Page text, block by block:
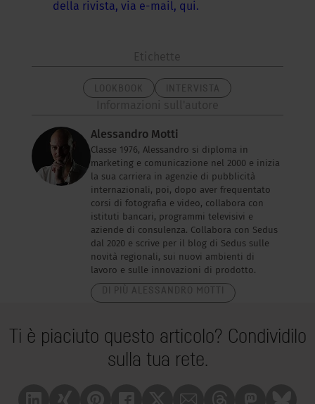
della rivista, via e-mail, qui.
Alessandro Motti
Classe 1976, Alessandro si diploma in
marketing e comunicazione nel 2000 e inizia
la sua carriera in agenzie di pubblicità
internazionali, poi, dopo aver frequentato
corsi di fotografia e video, collabora con
istituti bancari, programmi televisivi e
aziende di consulenza. Collabora con Sedus
dal 2020 e scrive per il blog di Sedus sulle
novità regionali, sui nuovi ambienti di
lavoro e sulle innovazioni di prodotto.
Ti è piaciuto questo articolo? Condividilo
sulla tua rete.